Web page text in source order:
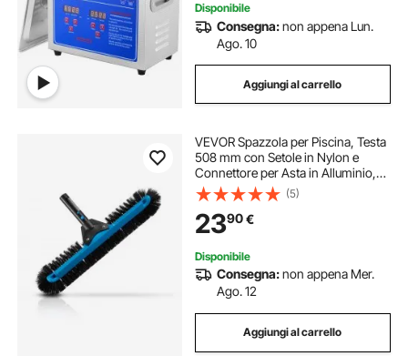
Disponibile
Consegna:non appena Lun.
Ago. 10
Aggiungi al carrello
VEVOR Spazzola per Piscina, Testa
508 mm con Setole in Nylon e
Connettore per Asta in Alluminio,
Testa della Spazzola per la Pulizia di
Piscine Interrate Fuori Terra, Senza
Asta
(5)
2390€
Disponibile
Consegna:non appena Mer.
Ago. 12
Aggiungi al carrello